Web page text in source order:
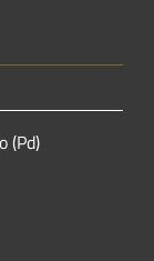
(Pd)